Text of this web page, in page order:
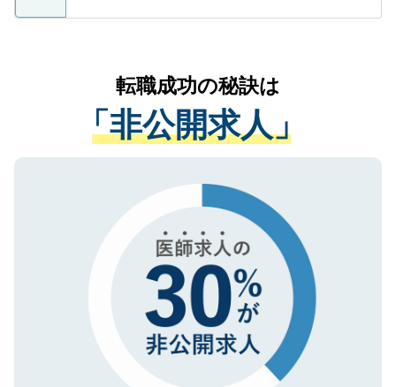
ているすべての個人データはご本人の許可
は、個人情報の取り扱いについての厳密な
管理基準を満たした事業者のみに付与され
る、プライバシーマークを取得済みです。
で、機密保持に関してもご安心ください。
かがいして、現在の医療機関の状況や紹介
経験をまじえながら、適切なアドバイスを
させていただきます。すぐにご転職をされ
ない方には、長期的なサポートが可能です
ので、まずはご登録ください。
転職成功の秘訣は
「非公開求人」